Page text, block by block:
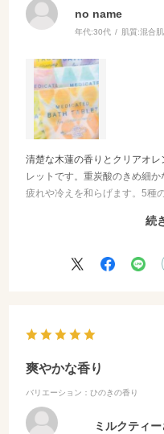
no name
年代:30代 肌質:混合肌
清楚な木蓮の香りとクリアオ
レットです。重炭酸のきめ細
疲れや冷えを和らげます。5種
な方や家族での利用にも最適
続
爽やかな香り
バリエーション：ひのきの香り
ミルクティ